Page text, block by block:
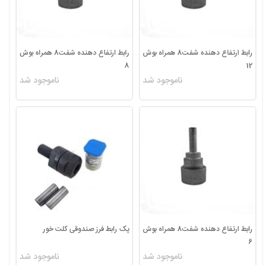
رابط ارتفاع دهنده شفت8 همراه بوش
12
ناموجود شد
رابط ارتفاع دهنده شفت8 همراه بوش
8
ناموجود شد
رابط ارتفاع دهنده شفت8 همراه بوش
6
ناموجود شد
پک رابط فرز صندوقی کلت خور
ناموجود شد